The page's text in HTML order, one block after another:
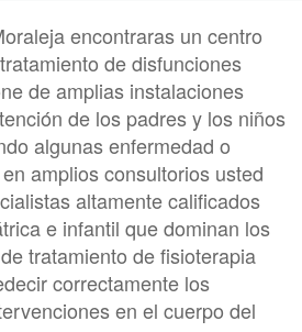
encontraras un centro
de disfunciones
de amplias instalaciones
de los padres y los niños
algunas enfermedad o
amplios consultorios usted
altamente calificados
e infantil que dominan los
tratamiento de fisioterapia
correctamente los
en el cuerpo del